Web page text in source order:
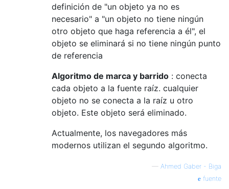
definición de "un objeto ya no es
necesario" a "un objeto no tiene ningún
otro objeto que haga referencia a él", el
objeto se eliminará si no tiene ningún punto
de referencia
Algoritmo de marca y barrido : conecta
cada objeto a la fuente raíz. cualquier
objeto no se conecta a la raíz u otro
objeto. Este objeto será eliminado.
Actualmente, los navegadores más
modernos utilizan el segundo algoritmo.
— Ahmed Gaber - Biga
fuente